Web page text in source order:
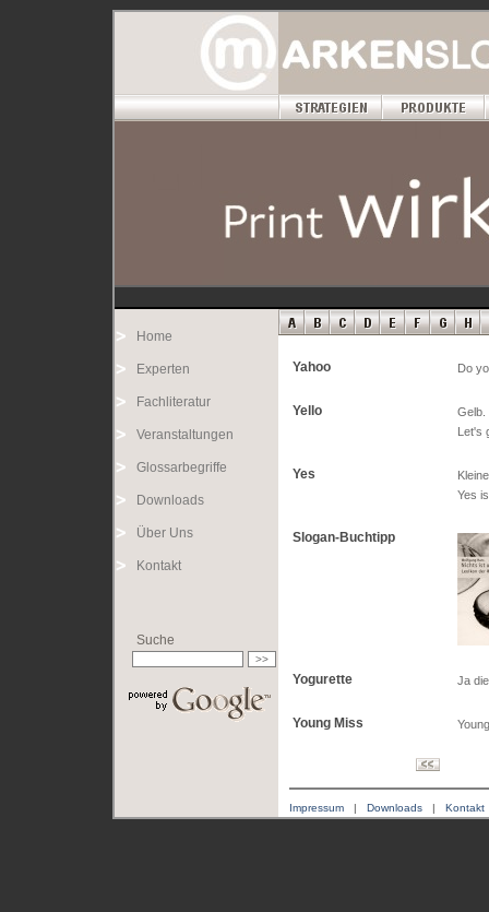
Home
Experten
Fachliteratur
Veranstaltungen
Glossarbegriffe
Downloads
Über Uns
Kontakt
Suche
Yahoo Do
Yello
Gelb.
Let's
Yes
Yes
Slogan-Buchtipp
Yogurette Ja
Young Miss
Impressum | Downloads | Kontakt